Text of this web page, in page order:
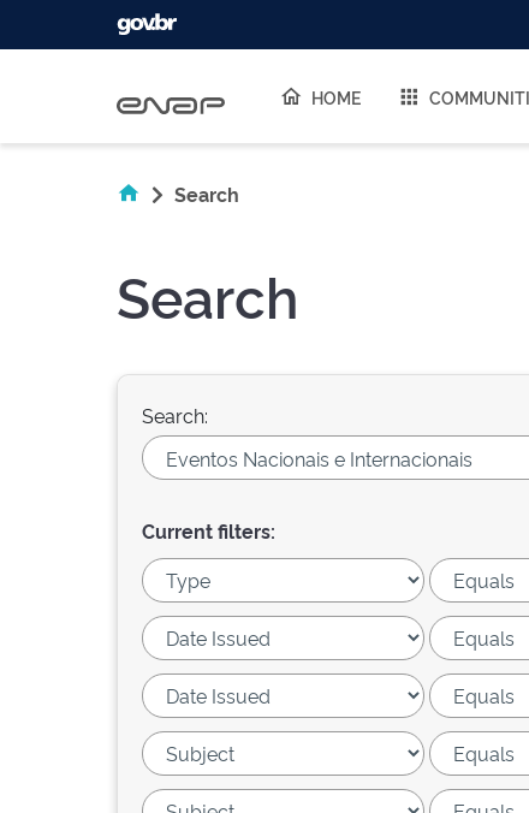
HOME
Search
Search
Search:
Current filters: